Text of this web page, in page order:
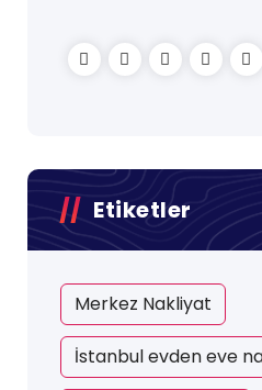
Etiketler
Merkez Nakliyat
İstanbul evden eve